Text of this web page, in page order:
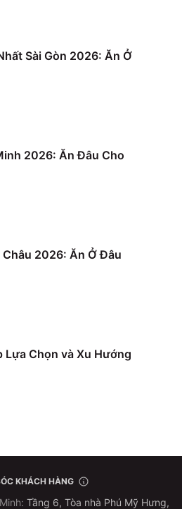
Sài Gòn 2026: Ăn Ở
2026: Ăn Đâu Cho
Châu 2026: Ăn Ở Đâu
Lựa Chọn và Xu Hướng
KHÁCH HÀNG
: Tầng 6, Tòa nhà Phú Mỹ Hưng,